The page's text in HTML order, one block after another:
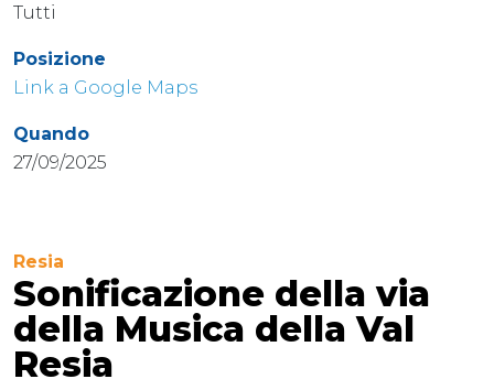
Tutti
Posizione
Link a Google Maps
Quando
27/09/2025
Resia
Sonificazione della via
della Musica della Val
Resia